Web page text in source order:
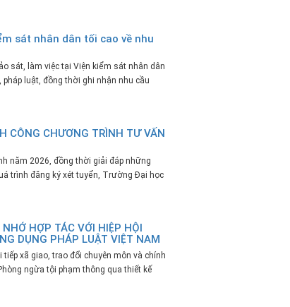
sát nhân dân tối cao về nhu
sát, làm việc tại Viện kiểm sát nhân dân
luật, đồng thời ghi nhận nhu cầu
CÔNG CHƯƠNG TRÌNH TƯ VẤN
năm 2026, đồng thời giải đáp những
trình đăng ký xét tuyển, Trường Đại học
HỢP TÁC VỚI HIỆP HỘI
DỤNG PHÁP LUẬT VIỆT NAM
xã giao, trao đổi chuyên môn và chính
ngừa tội phạm thông qua thiết kế